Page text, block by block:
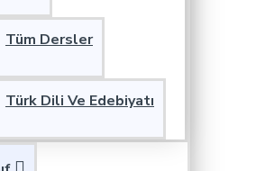
Tüm Dersler
Türk Dili Ve Edebiyatı